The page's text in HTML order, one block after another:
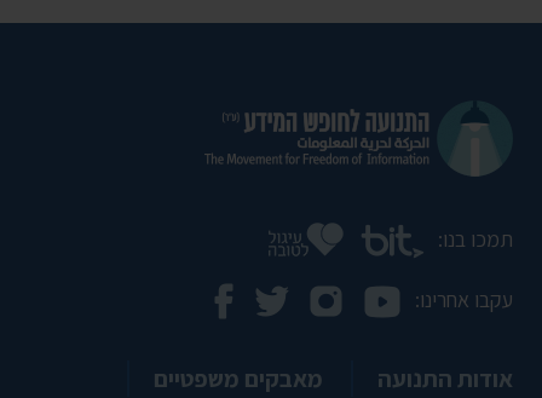
תמכו בנו:
עקבו אחרינו:
אודות התנועה מאבקים משפטיים